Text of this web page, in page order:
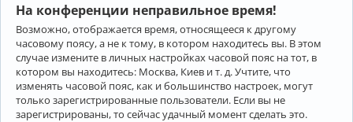
На конференции неправильное время!
Возможно, отображается время, относящееся к другому
часовому поясу, а не к тому, в котором находитесь вы. В этом
случае измените в личных настройках часовой пояс на тот, в
котором вы находитесь: Москва, Киев и т. д. Учтите, что
изменять часовой пояс, как и большинство настроек, могут
только зарегистрированные пользователи. Если вы не
зарегистрированы, то сейчас удачный момент сделать это.